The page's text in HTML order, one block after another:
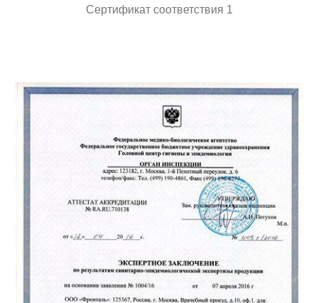
Сертификат соответствия 1